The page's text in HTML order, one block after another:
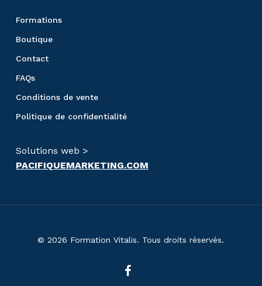
Formations
Boutique
Contact
FAQs
Conditions de vente
Politique de confidentialité
Solutions web >
PACIFIQUEMARKETING.COM
© 2026 Formation Vitalis. Tous droits réservés.
facebook